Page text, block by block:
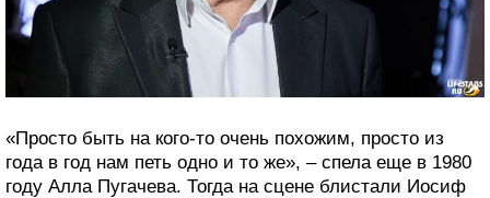
«Просто быть на кого-то очень похожим, просто из
года в год нам петь одно и то же», – спела еще в 1980
году Алла Пугачева. Тогда на сцене блистали Иосиф